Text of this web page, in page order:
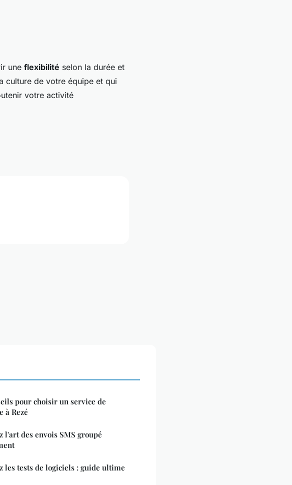
une flexibilité selon la durée et
culture de votre équipe et qui
votre activité
pour choisir un service de
à Rezé
l'art des envois SMS groupé
les tests de logiciels : guide ultime